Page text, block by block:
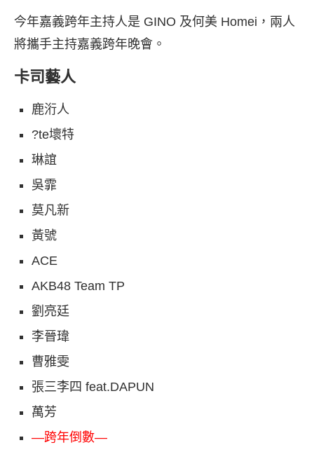
今年嘉義跨年主持人是 GINO 及何美 Homei，兩人
將攜手主持嘉義跨年晚會。
卡司藝人
鹿洐人
?te壞特
琳誼
吳霏
莫凡新
黃號
ACE
AKB48 Team TP
劉亮廷
李晉瑋
曹雅雯
張三李四 feat.DAPUN
萬芳
—跨年倒數—